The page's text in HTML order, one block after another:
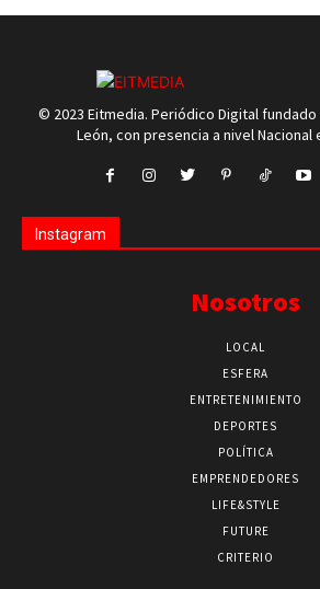
© 2023 Eitmedia. Periódico Digital
León, con presencia a nivel Nacional
Instagram
Nosotros
LOCAL
ESFERA
ENTRETENIMIENTO
DEPORTES
POLÍTICA
EMPRENDEDORES
LIFE&STYLE
FUTURE
CRITERIO